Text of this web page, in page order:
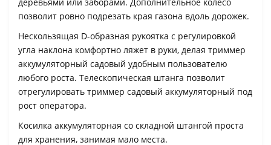
деревьями или заборами. Дополнительное колесо
позволит ровно подрезать края газона вдоль дорожек.
Нескользящая D-образная рукоятка с регулировкой
угла наклона комфортно ляжет в руки, делая триммер
аккумуляторный садовый удобным пользователю
любого роста. Телескопическая штанга позволит
отрегулировать триммер садовый аккумуляторный под
рост оператора.
Косилка аккумуляторная со складной штангой проста
для хранения, занимая мало места.